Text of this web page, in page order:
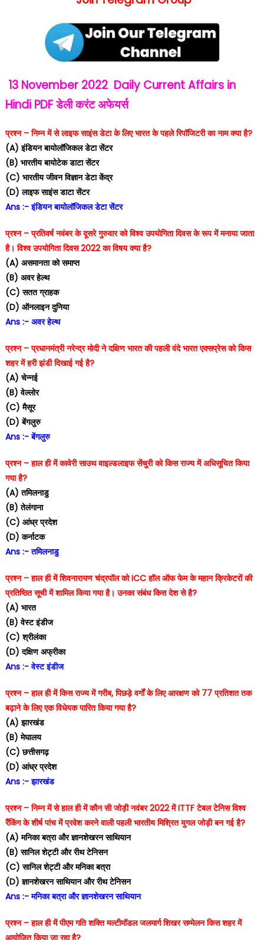
13 November 2022 Daily Current Affairs in
Hindi PDFडेली करंट अफेयर्स
प्रश्न – निम्न में से लाइफ साइंस डेटा के लिए भारत के पहले रिपॉजिटरी का नाम क्या है?
(A) इंडियन बायोलॉजिकल डेटा सेंटर
(B) भारतीय बायोटेक डाटा सेंटर
(C) भारतीय जीवन विज्ञान डेटा केंद्र
(D) लाइफ साइंस डाटा सेंटर
Ans :- इंडियन बायोलॉजिकल डेटा सेंटर
प्रश्न – प्रतिवर्ष नवंबर के दूसरे गुरुवार को विश्व उपयोगिता दिवस के रूप में मनाया जाता
है। विश्व उपयोगिता दिवस 2022 का विषय क्या है?
(A) असमानता को समाप्त
(B) अवर हेल्थ
(C) सतत ग्राहक
(D) ऑनलाइन दुनिया
Ans :- अवर हेल्थ
प्रश्न – प्रधानमंत्री नरेन्द्र मोदी ने दक्षिण भारत की पहली वंदे भारत एक्सप्रेस को किस
शहर में हरी झंडी दिखाई गई है?
(A) चेन्नई
(B) वेल्लोर
(C) मैसूर
(D) बेंगलुरु
Ans :- बेंगलुरु
प्रश्न – हाल ही में कावेरी साउथ वाइल्डलाइफ सेंचुरी को किस राज्य में अधिसूचित किया
गया है?
(A) तमिलनाडु
(B) तेलंगाना
(C) आंध्र प्रदेश
(D) कर्नाटक
Ans :- तमिलनाडु
प्रश्न – हाल ही में शिवनारायण चंद्रपॉल को ICC हॉल ऑफ फेम के महान क्रिकेटरों की
प्रतिष्ठित सूची में शामिल किया गया है। उनका संबंध किस देश से है?
(A) भारत
(B) वेस्ट इंडीज
(C) श्रीलंका
(D) दक्षिण अफ्रीका
Ans :- वेस्ट इंडीज
प्रश्न – हाल ही में किस राज्य में गरीब, पिछड़े वर्गों के लिए आरक्षण को 77 प्रतिशत तक
बढ़ाने के लिए एक विधेयक पारित किया गया है?
(A) झारखंड
(B) मेघालय
(C) छत्तीसगढ़
(D) आंध्र प्रदेश
Ans :- झारखंड
प्रश्न – निम्न में से हाल ही में कौन सी जोड़ी नवंबर 2022 में ITTF टेबल टेनिस विश्व
रैंकिंग के शीर्ष पांच में प्रवेश करने वाली पहली भारतीय मिश्रित युगल जोड़ी बन गई है?
(A) मनिका बत्रा और ज्ञानशेखरन साथियान
(B) सानिल शेट्टी और रीथ टेनिसन
(C) सानिल शेट्टी और मनिका बत्रा
(D) ज्ञानशेखरन साथियान और रीथ टेनिसन
Ans :- मनिका बत्रा और ज्ञानशेखरन साथियान
प्रश्न – हाल ही में पीएम गति शक्ति मल्टीमॉडल जलमार्ग शिखर सम्मेलन किस शहर में
आयोजित किया जा रहा है?